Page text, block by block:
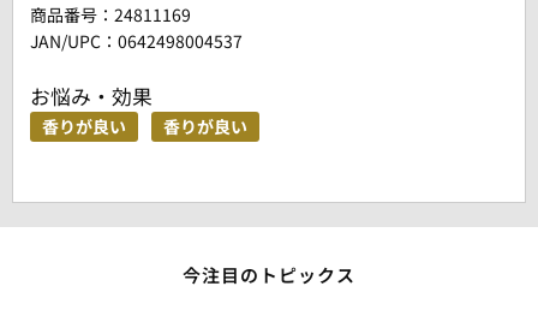
商品番号： 24811169
JAN/UPC：0642498004537
お悩み・効果
香りが良い 香りが良い
今注目のトピックス